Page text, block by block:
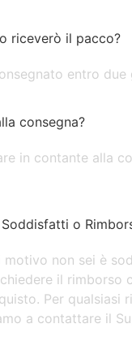
riceverò il pacco?
entro due
consegna?
in contante alla
o
motivo non sei è
il rimborso
Per qualsiasi
a contattare il